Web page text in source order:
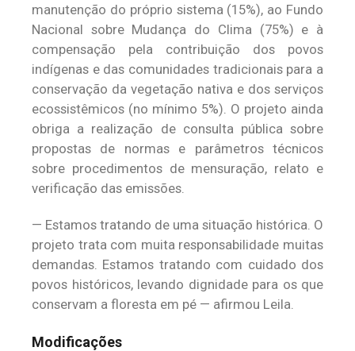
manutenção do próprio sistema (15%), ao Fundo
Nacional sobre Mudança do Clima (75%) e à
compensação pela contribuição dos povos
indígenas e das comunidades tradicionais para a
conservação da vegetação nativa e dos serviços
ecossistêmicos (no mínimo 5%). O projeto ainda
obriga a realização de consulta pública sobre
propostas de normas e parâmetros técnicos
sobre procedimentos de mensuração, relato e
verificação das emissões.
— Estamos tratando de uma situação histórica. O
projeto trata com muita responsabilidade muitas
demandas. Estamos tratando com cuidado dos
povos históricos, levando dignidade para os que
conservam a floresta em pé — afirmou Leila.
Modificações